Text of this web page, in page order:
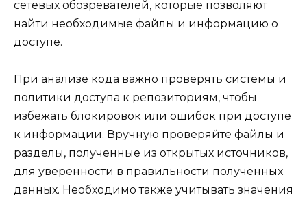
сетевых обозревателей, которые позволяют
найти необходимые файлы и информацию о
доступе.
При анализе кода важно проверять системы и
политики доступа к репозиториям, чтобы
избежать блокировок или ошибок при доступе
к информации. Вручную проверяйте файлы и
разделы, полученные из открытых источников,
для уверенности в правильности полученных
данных. Необходимо также учитывать значения